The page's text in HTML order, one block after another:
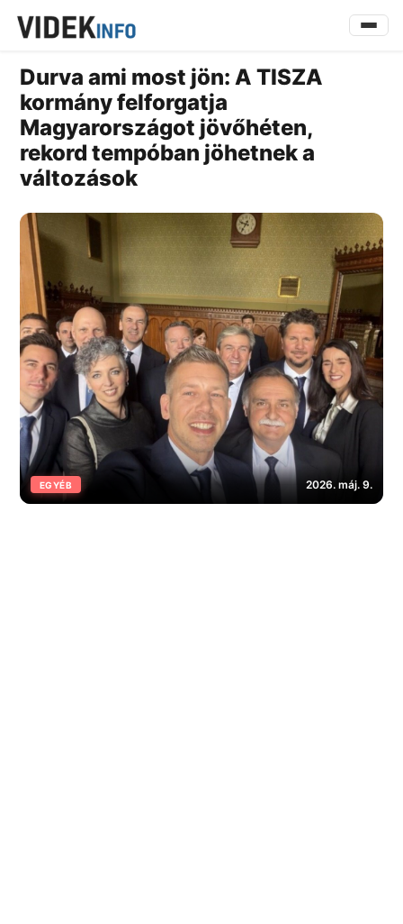
Durva ami most jön: A TISZA
kormány felforgatja
Magyarországot jövőhéten,
rekord tempóban jöhetnek a
változások
EGYÉB 2026. máj. 9.